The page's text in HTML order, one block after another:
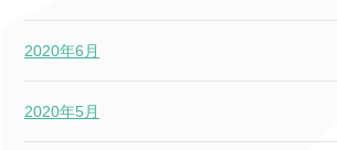
2020年6月
2020年5月